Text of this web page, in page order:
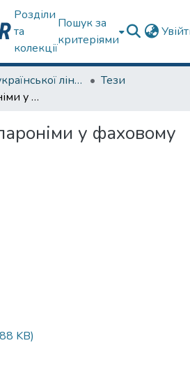
Розділи
та
колекції
Пошук за
критеріями
Кафедра української лінгвістики, літератури та методики навчання
Тези
Синоніми та пароніми у фаховому тексті
у фаховому
KB)